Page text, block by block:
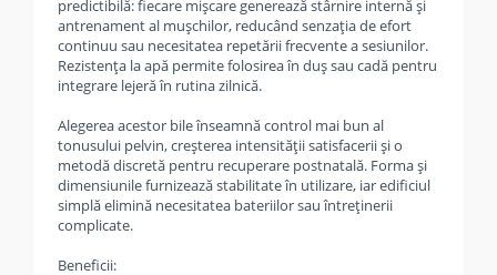
predictibilă: fiecare mișcare generează stârnire internă și
antrenament al mușchilor, reducând senzația de efort
continuu sau necesitatea repetării frecvente a sesiunilor.
Rezistența la apă permite folosirea în duș sau cadă pentru
integrare lejeră în rutina zilnică.
Alegerea acestor bile înseamnă control mai bun al
tonusului pelvin, creșterea intensității satisfacerii și o
metodă discretă pentru recuperare postnatală. Forma și
dimensiunile furnizează stabilitate în utilizare, iar edificiul
simplă elimină necesitatea bateriilor sau întreținerii
complicate.
Beneficii: